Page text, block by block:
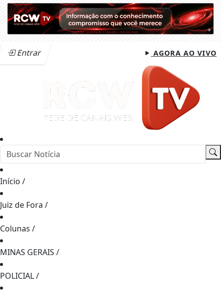
Entrar AGORA AO VIVO
Início /
Juiz de Fora /
Colunas /
MINAS GERAIS /
POLICIAL/